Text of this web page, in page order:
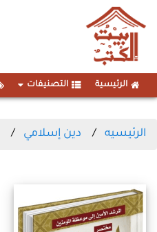
الرئيسية التصنيفات
الرئيسيه دين إسلامي